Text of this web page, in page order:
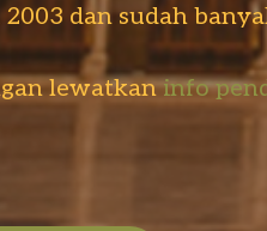
2003 dan sudah
lewatkaninfo